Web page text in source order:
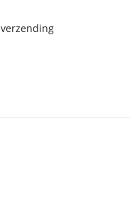
verzending